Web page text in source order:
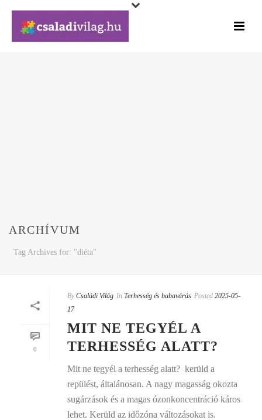
ARCHÍVUM
Tag Archives for: "diéta"
0
By Családi Világ In Terhesség és babavárás Posted 2025-05-
17
MIT NE TEGYÉL A
TERHESSÉG ALATT?
Mit ne tegyél a terhesség alatt?  kerüld a
repülést, általánosan. A nagy magasság okozta
sugárzások és a magas ózonkoncentráció káros
lehet. Kerüld az időzóna változásokat is. 